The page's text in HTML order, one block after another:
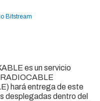
Bitstream
es un servicio
hará entrega de este
desplegadas dentro del